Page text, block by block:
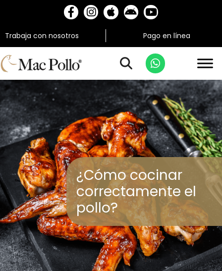
Trabaja con nosotros Pago en línea
¿Cómo cocinar
correctamente el
pollo?